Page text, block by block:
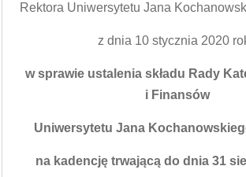
Rektora Uniwersytetu Jana
z dnia 10 stycznia 2020
w sprawie ustalenia składu Rady
i Finansów
Uniwersytetu Jana
na kadencję trwającą do dnia 31